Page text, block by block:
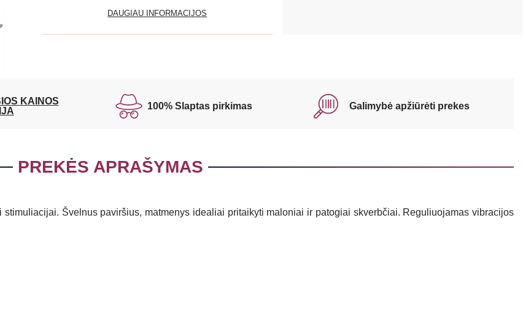
DAUGIAU INFORMACIJOS
KAINOS
100% Slaptas pirkimas Galimybė apžiūrėti prekes
PREKĖS APRAŠYMAS
Švelnus paviršius, matmenys idealiai pritaikyti maloniai ir patogiai skverbčiai. Reguliuojamas vibracijos